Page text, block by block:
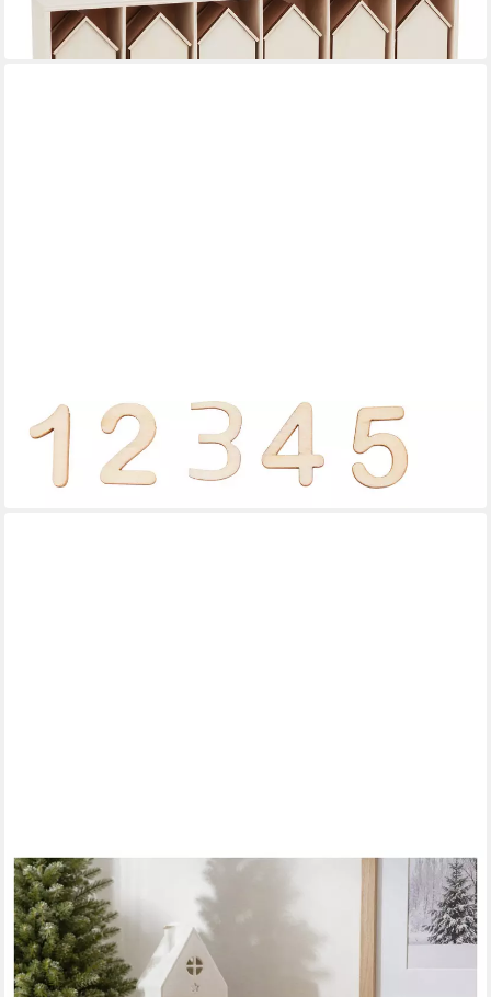
27,45 €
in 4-5 Werktagen bei dir
VBS
Adventskalender Adventszahlen 1-24
in 4-5 Werktagen bei dir
HTI-LIVING
befüllbarer Adventskalender Adventskalender Weihnachtszug
Natur
44,99 € UVP69,99 €
-36%
in 4-5 Werktagen bei dir